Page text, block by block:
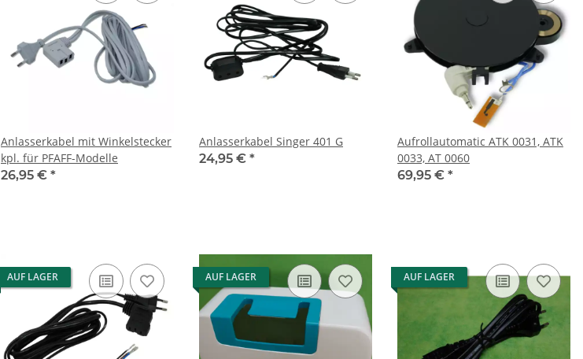
Anlasserkabel mit Winkelstecker
kpl. für PFAFF-Modelle
26,95 € *
Anlasserkabel Singer 401 G
24,95 € *
Aufrollautomatic ATK 0031, ATK
0033, AT 0060
69,95 € *
AUF LAGER AUF LAGER AUF LAGER